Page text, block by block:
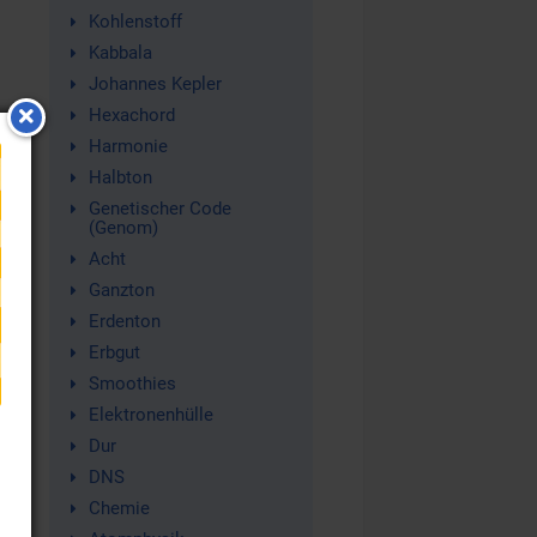
Kohlenstoff
Kabbala
Johannes Kepler
Hexachord
Harmonie
Halbton
Genetischer Code
(Genom)
Acht
Ganzton
Erdenton
Erbgut
Smoothies
Elektronenhülle
Dur
DNS
Chemie